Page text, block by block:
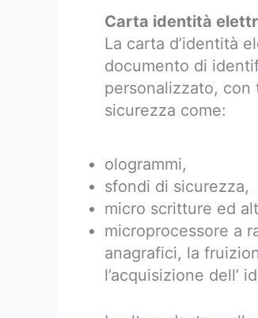
Carta identità
La carta d’identità
documento di
personalizzato,
sicurezza come:
ologrammi,
sfondi di sicurezza,
micro scritture ed
microprocessore a
anagrafici, la
l’acquisizione dell’